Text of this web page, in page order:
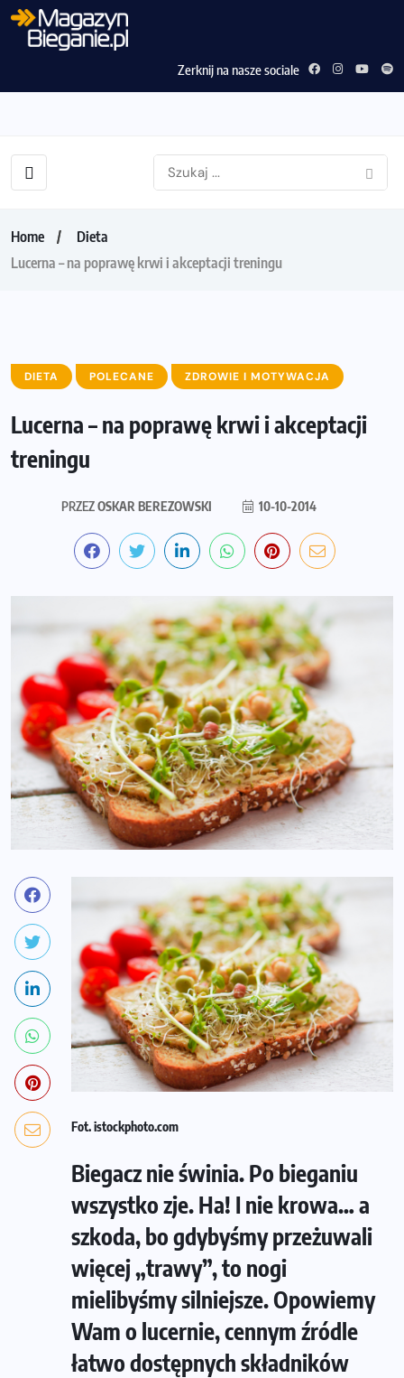
Zerknij na nasze sociale
Home
Dieta
Lucerna – na poprawę krwi i akceptacji treningu
DIETA POLECANE ZDROWIE I MOTYWACJA
Lucerna – na poprawę krwi i akceptacji
treningu
PRZEZOSKAR BEREZOWSKI 10-10-2014
Fot. istockphoto.com
Biegacz nie świnia. Po bieganiu
wszystko zje. Ha! I nie krowa… a
szkoda, bo gdybyśmy przeżuwali
więcej „trawy”, to nogi
mielibyśmy silniejsze. Opowiemy
Wam o lucernie, cennym źródle
łatwo dostępnych składników